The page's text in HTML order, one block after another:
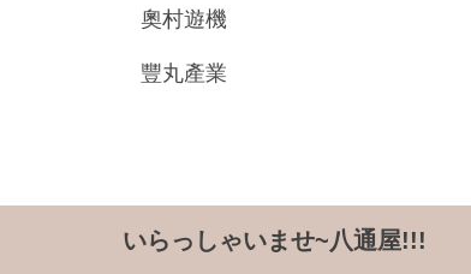
奧村遊機
豐丸產業
いらっしゃいませ~八通屋!!!